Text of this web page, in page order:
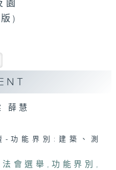
園
)
薛慧
功能界別:建築、測
法會選舉 , 功能界別 ,